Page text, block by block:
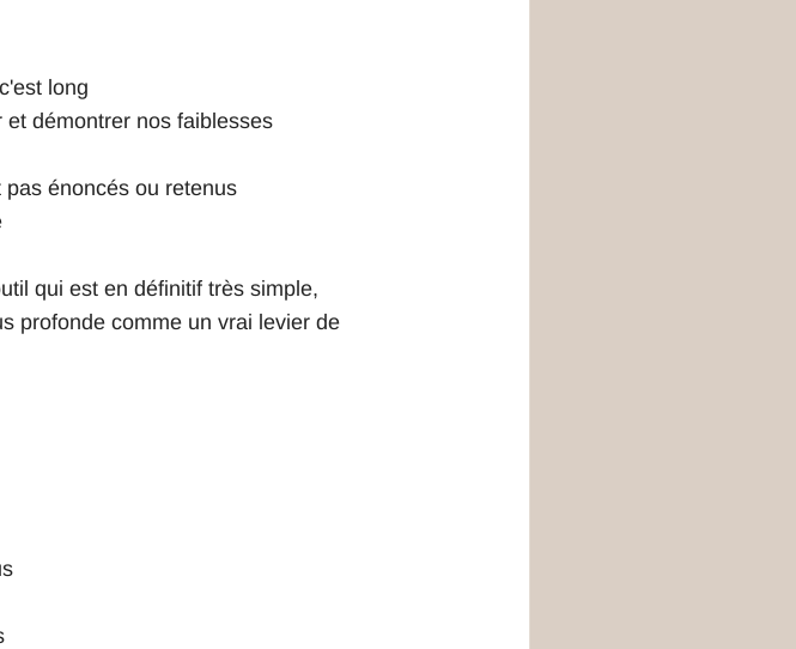
long
démontrer nos faiblesses
énoncés ou retenus
qui est en définitif très simple,
profonde comme un vrai levier de